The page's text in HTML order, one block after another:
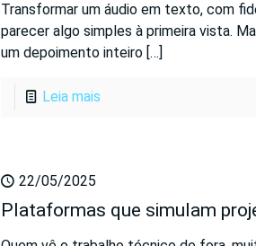
Transformar um áudio em texto, com
parecer algo simples à primeira vista.
um depoimento inteiro[…]
Leia mais
22/05/2025
Plataformas que simulam